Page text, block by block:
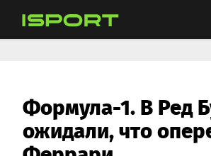
Формула-1. В Ред
ожидали, что